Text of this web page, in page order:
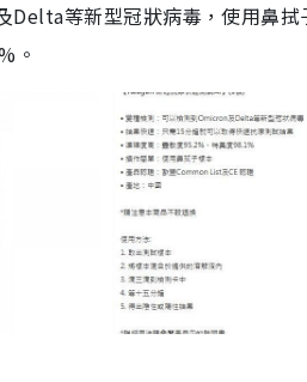
Delta等新型冠狀病毒，使用鼻拭
。